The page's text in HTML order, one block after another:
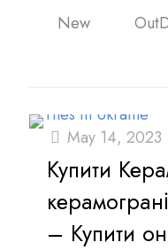
New
May 14, 2023
Купити
– Купити